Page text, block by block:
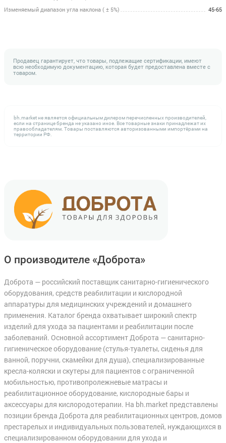
Изменяемый диапазон угла наклона ( ± 5%)
45-65
Продавец гарантирует, что товары, подлежащие сертификации, имеют
всю необходимую документацию, которая будет предоставлена вместе с
товаром.
bh.market не является официальным дилером перечисленных производителей,
если на странице бренда не указано иное. Все товарные знаки принадлежат их
правообладателям. Товары поставляются авторизованными импортёрами на
территории РФ.
О производителе «Доброта»
Доброта — российский поставщик санитарно-гигиенического
оборудования, средств реабилитации и кислородной
аппаратуры для медицинских учреждений и домашнего
применения. Каталог бренда охватывает широкий спектр
изделий для ухода за пациентами и реабилитации после
заболеваний. Основной ассортимент Доброта — санитарно-
гигиеническое оборудование (стулья-туалеты, сиденья для
ванной, поручни, скамейки для душа), специализированные
кресла-коляски и скутеры для пациентов с ограниченной
мобильностью, противопролежневые матрасы и
реабилитационное оборудование, кислородные бары и
аксессуары для кислородотерапии. На bh.market представлены
позиции бренда Доброта для реабилитационных центров, домов
престарелых и индивидуальных пользователей, нуждающихся в
специализированном оборудовании для ухода и